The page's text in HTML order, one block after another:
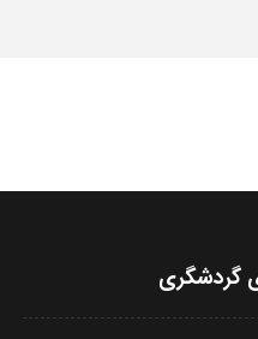
گردشگری